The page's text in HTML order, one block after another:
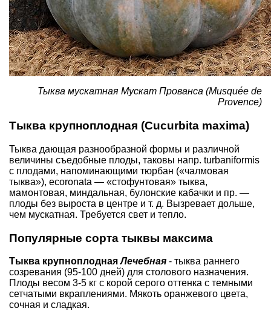
Тыква мускатная Мускат Прованса (Musquée de
Provence)
Тыква крупноплодная (Cucurbita maxima)
Тыква дающая разнообразной формы и различной
величины съедобные плоды, таковы напр. turbaniformis
с плодами, напоминающими тюрбан («чалмовая
тыква»), ecoronata — «стофунтовая» тыква,
мамонтовая, миндальная, булонские кабачки и пр. —
плоды без выроста в центре и т. д. Вызревает дольше,
чем мускатная. Требуется свет и тепло.
Популярные сорта тыквы максима
Тыква крупноплоднаяЛечебная - тыква раннего
созревания (95-100 дней) для столового назначения.
Плоды весом 3-5 кг с корой серого оттенка с темными
сетчатыми вкраплениями. Мякоть оранжевого цвета,
сочная и сладкая.